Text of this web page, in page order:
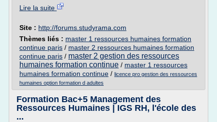
Lire la suite
Site : http://forums.studyrama.com
Thèmes liés : master 1 ressources humaines formation
continue paris / master 2 ressources humaines formation
continue paris / master 2 gestion des ressources
humaines formation continue / master 1 ressources
humaines formation continue / licence pro gestion des ressources
humaines option formation d adultes
Formation Bac+5 Management des
Ressources Humaines | IGS RH, l'école des
...